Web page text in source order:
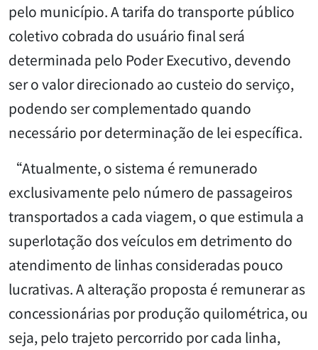
pelo município. A tarifa do transporte público
coletivo cobrada do usuário final será
determinada pelo Poder Executivo, devendo
ser o valor direcionado ao custeio do serviço,
podendo ser complementado quando
necessário por determinação de lei específica.
“Atualmente, o sistema é remunerado
exclusivamente pelo número de passageiros
transportados a cada viagem, o que estimula a
superlotação dos veículos em detrimento do
atendimento de linhas consideradas pouco
lucrativas. A alteração proposta é remunerar as
concessionárias por produção quilométrica, ou
seja, pelo trajeto percorrido por cada linha,